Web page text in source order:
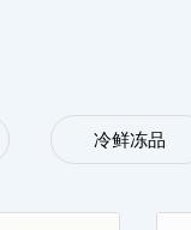
冷鲜冻品